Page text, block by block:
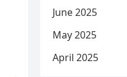
June 2025
May 2025
April 2025